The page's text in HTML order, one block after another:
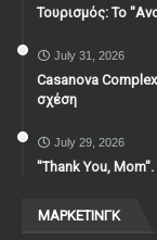
Τουρισμός: Το
July 31, 2026
Casanova
σχέση
July 29, 2026
"Thank You,
ΜΑΡΚΕΤΙΝΓΚ